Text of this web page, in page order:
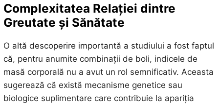
Complexitatea Relației dintre
Greutate și Sănătate
O altă descoperire importantă a studiului a fost faptul
că, pentru anumite combinații de boli, indicele de
masă corporală nu a avut un rol semnificativ. Aceasta
sugerează că există mecanisme genetice sau
biologice suplimentare care contribuie la apariția